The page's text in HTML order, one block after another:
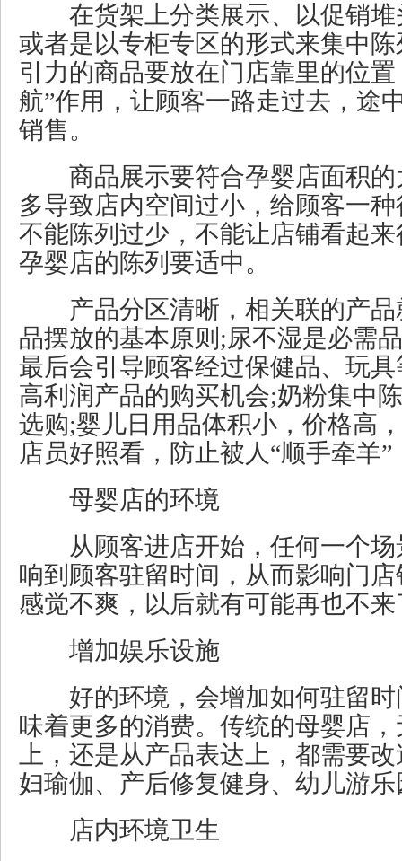
在货架上分类展示、以促销堆
或者是以专柜专区的形式来集中
引力的商品要放在门店靠里的位
航”作用，让顾客一路走过去，途
销售。
商品展示要符合孕婴店面积的
多导致店内空间过小，给顾客一
不能陈列过少，不能让店铺看起
孕婴店的陈列要适中。
产品分区清晰，相关联的产品
品摆放的基本原则;尿不湿是必需
最后会引导顾客经过保健品、玩
高利润产品的购买机会;奶粉集中
选购;婴儿日用品体积小，价格高
店员好照看，防止被人“顺手牵羊”
母婴店的环境
从顾客进店开始，任何一个场
响到顾客驻留时间，从而影响门
感觉不爽，以后就有可能再也不
增加娱乐设施
好的环境，会增加如何驻留时
味着更多的消费。传统的母婴店
上，还是从产品表达上，都需要
妇瑜伽、产后修复健身、幼儿游
店内环境卫生